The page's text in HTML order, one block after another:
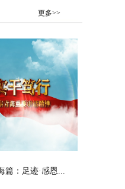
更多>>
篇：足迹·感恩...